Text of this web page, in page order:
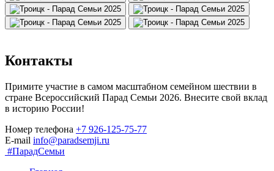
Контакты
Примите участие в самом масштабном семейном шествии в
стране Всероссийский Парад Семьи 2026. Внесите свой вклад
в историю России!
Номер телефона +7 926-125-75-77
E-mail info@paradsemji.ru
#ПарадСемьи